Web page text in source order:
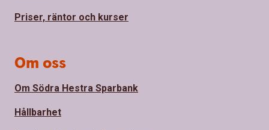
Priser, räntor och kurser
Om oss
Om Södra Hestra Sparbank
Hållbarhet